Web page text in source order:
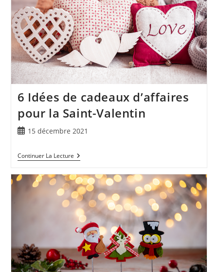
6 Idées de cadeaux d’affaires
pour la Saint-Valentin
15 décembre 2021
Continuer La Lecture